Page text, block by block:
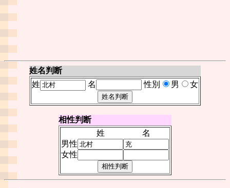
姓名判断
姓
名 性別 男 女
相性判断
姓
名
男性
女性